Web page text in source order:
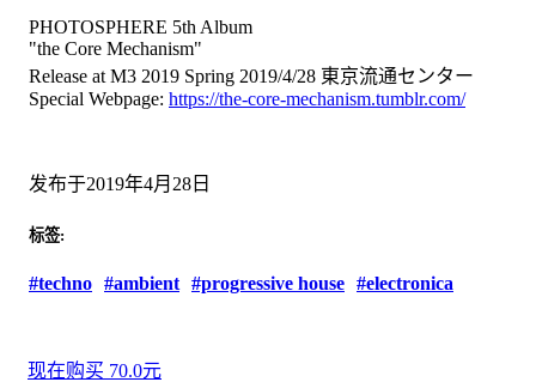
PHOTOSPHERE 5th Album
"the Core Mechanism"
Release at M3 2019 Spring 2019/4/28 東京流通センター
Special Webpage: https://the-core-mechanism.tumblr.com/
发布于2019年4月28日
标签:
#techno #ambient #progressive house #electronica
现在购买 70.0元